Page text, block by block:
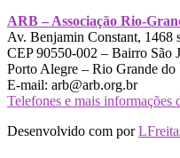
ARB – Associação Rio-
Av. Benjamin Constant, 1468
CEP 90550-002 – Bairro São
Porto Alegre – Rio Grande do
E-mail: arb@arb.org.br
Telefones e mais informações
Desenvolvido com por